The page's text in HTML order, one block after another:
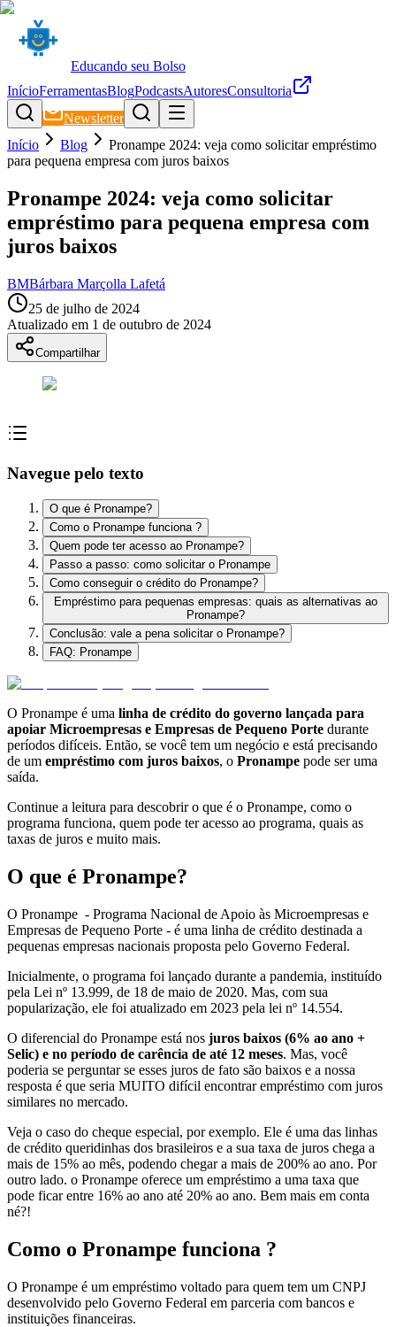
Educando seu Bolso
InícioFerramentasBlogPodcastsAutoresConsultoria
Newsletter
Início
Blog
Pronampe 2024: veja como solicitar empréstimo
para pequena empresa com juros baixos
Pronampe 2024: veja como solicitar
empréstimo para pequena empresa com
juros baixos
BMBárbara Marçolla Lafetá
25 de julho de 2024
Atualizado em 1 de outubro de 2024
Compartilhar
Navegue pelo texto
O que é Pronampe?
Como o Pronampe funciona ?
Quem pode ter acesso ao Pronampe?
Passo a passo: como solicitar o Pronampe
Como conseguir o crédito do Pronampe?
Empréstimo para pequenas empresas: quais as alternativas ao
Pronampe?
Conclusão: vale a pena solicitar o Pronampe?
FAQ: Pronampe
O Pronampe é uma linha de crédito do governo lançada para
apoiar Microempresas e Empresas de Pequeno Porte durante
períodos difíceis. Então, se você tem um negócio e está precisando
de um empréstimo com juros baixos, o Pronampe pode ser uma
saída.
Continue a leitura para descobrir o que é o Pronampe, como o
programa funciona, quem pode ter acesso ao programa, quais as
taxas de juros e muito mais.
O que é Pronampe?
O Pronampe - Programa Nacional de Apoio às Microempresas e
Empresas de Pequeno Porte - é uma linha de crédito destinada a
pequenas empresas nacionais proposta pelo Governo Federal.
Inicialmente, o programa foi lançado durante a pandemia, instituído
pela Lei nº 13.999, de 18 de maio de 2020. Mas, com sua
popularização, ele foi atualizado em 2023 pela lei nº 14.554.
O diferencial do Pronampe está nos juros baixos (6% ao ano +
Selic) e no período de carência de até 12 meses. Mas, você
poderia se perguntar se esses juros de fato são baixos e a nossa
resposta é que seria MUITO difícil encontrar empréstimo com juros
similares no mercado.
Veja o caso do cheque especial, por exemplo. Ele é uma das linhas
de crédito queridinhas dos brasileiros e a sua taxa de juros chega a
mais de 15% ao mês, podendo chegar a mais de 200% ao ano. Por
outro lado. o Pronampe oferece um empréstimo a uma taxa que
pode ficar entre 16% ao ano até 20% ao ano. Bem mais em conta
né?!
Como o Pronampe funciona ?
O Pronampe é um empréstimo voltado para quem tem um CNPJ
desenvolvido pelo Governo Federal em parceria com bancos e
instituições financeiras.